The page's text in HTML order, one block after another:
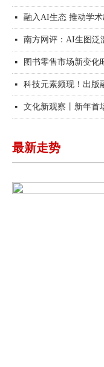
넷 融入AI生态 推动学
넷 南方网评：AI生图泛
넷 图书零售市场新变化
넷 科技元素频现！出版
넷 文化新观察丨新年首
最新走势